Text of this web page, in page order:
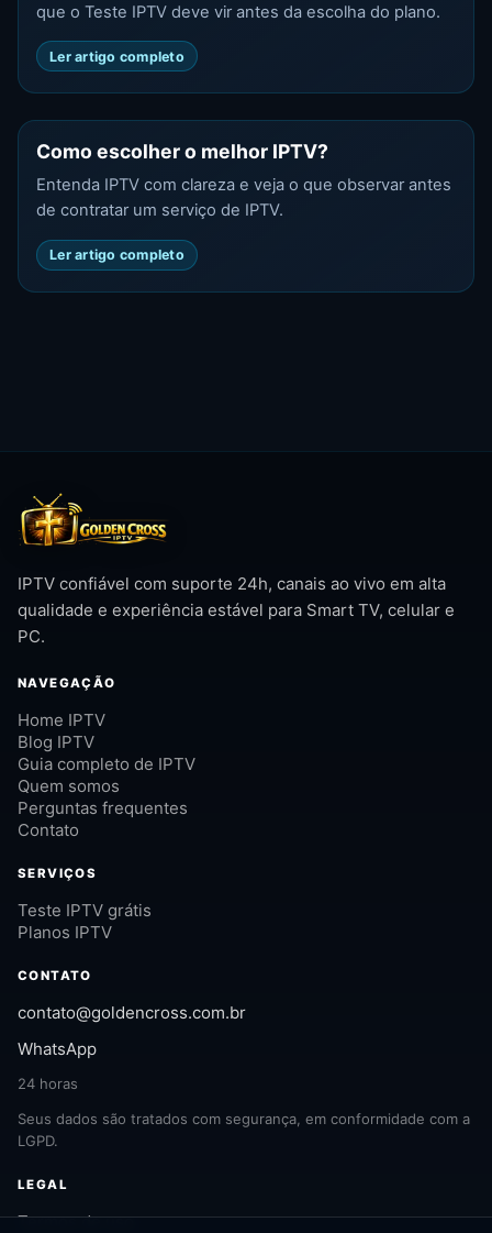
que o Teste IPTV deve vir antes da escolha do plano.
Ler artigo completo
Como escolher o melhor IPTV?
Entenda IPTV com clareza e veja o que observar antes
de contratar um serviço de IPTV.
Ler artigo completo
IPTV confiável com suporte 24h, canais ao vivo em alta
qualidade e experiência estável para Smart TV, celular e
PC.
NAVEGAÇÃO
Home IPTV
Blog IPTV
Guia completo de IPTV
Quem somos
Perguntas frequentes
Contato
SERVIÇOS
Teste IPTV grátis
Planos IPTV
CONTATO
contato@goldencross.com.br
WhatsApp
24 horas
Seus dados são tratados com segurança, em conformidade com a
LGPD.
LEGAL
Termos de uso